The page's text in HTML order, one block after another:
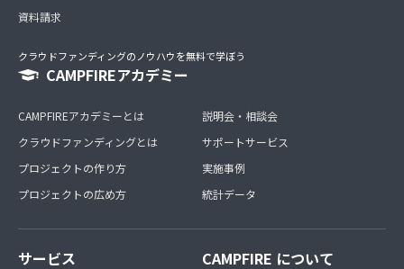
資料請求
クラウドファンディングのノウハウを無料で学ぼう
CAMPFIREアカデミー
CAMPFIREアカデミーとは
クラウドファンディングとは
プロジェクトの作り方
プロジェクトの広め方
説明会・相談会
サポートサービス
実施事例
統計データ
サービス CAMPFIRE について